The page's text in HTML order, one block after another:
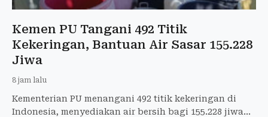
Kemen PU Tangani 492 Titik
Kekeringan, Bantuan Air Sasar 155.228
Jiwa
8 jam lalu
Kementerian PU menangani 492 titik kekeringan di
Indonesia, menyediakan air bersih bagi 155.228 jiwa